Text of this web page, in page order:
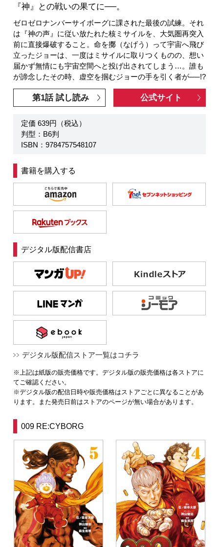
『神』との戦いの果てに──。
ゼロゼロナンバーサイボーグに課された最後の試練。それ
は『神の声』に従い放たれた核ミサイルを、大気圏再突入
前に直接爆破すること。命を擲（なげう）って宇宙へ飛び
立ったジョーは、一度はミサイルに取りつくものの、想い
届かず無情にも宇宙空間へと投げ出されてしまう…。誰も
が諦念したその時、虚空を掴むジョーの手を引く者が──!?
第1話 試し読み 公式サイト
定価 639円（税込）
判型：B6判
ISBN：9784757548107
書籍を購入する
デジタル版配信書店
デジタル版配信ストア一覧はコチラ
※上記は紙版の販売価格です。デジタル版の販売価格は各ストアに
てご確認ください。
※デジタル版の配信日時や販売価格はストアごとに異なることがあ
ります。また発売日前はストアのページが無い場合があります。
009 RE:CYBORG